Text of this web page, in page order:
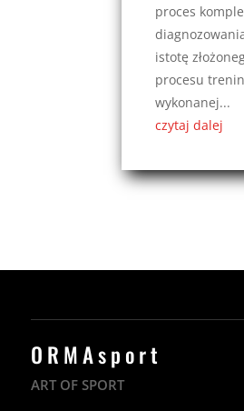
proces
istotę
procesu
wykonanej...
czytaj dalej
ORMAsport
ART OF SPORT